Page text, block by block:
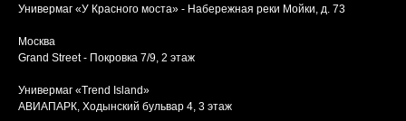
Универмаг «У Красного моста» - Набережная реки Мойки, д. 73
Москва
Grand Street - Покровка 7/9, 2 этаж
Универмаг «Trend Island»
АВИАПАРК, Ходынский бульвар 4, 3 этаж